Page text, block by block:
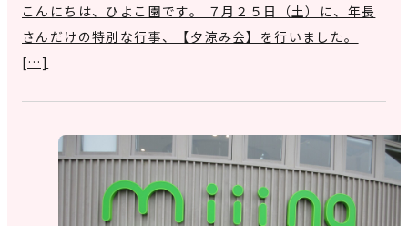
こんにちは、ひよこ園です。 ７月２５日（土）に、年長
さんだけの特別な行事、【夕涼み会】を行いました。
[…]